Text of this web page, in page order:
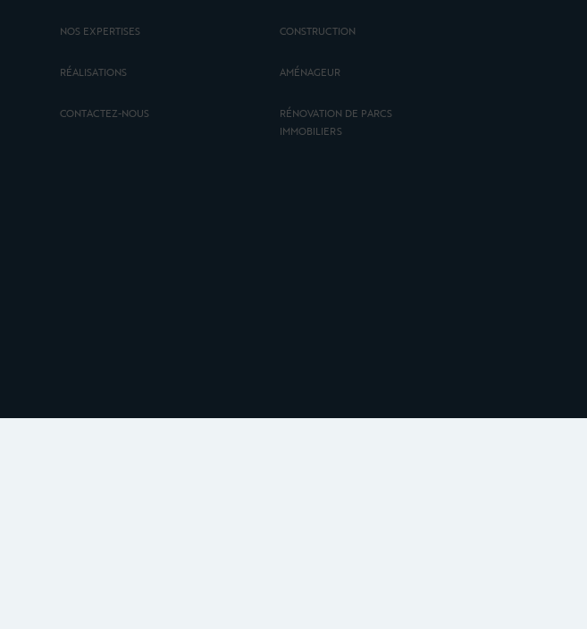
NOS EXPERTISES
RÉALISATIONS
CONTACTEZ-NOUS
CONSTRUCTION
AMÉNAGEUR
RÉNOVATION DE PARCS
IMMOBILIERS